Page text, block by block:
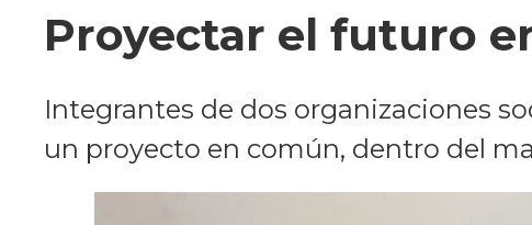
Proyectar el futuro
Integrantes de dos organizaciones
un proyecto en común, dentro del